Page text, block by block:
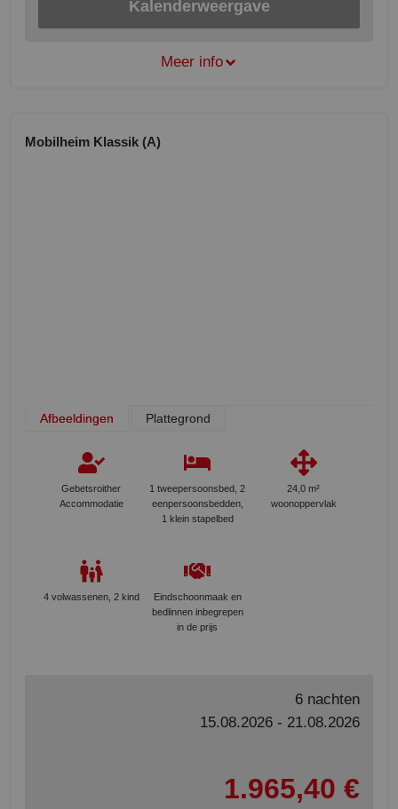
Kalenderweergave
Meer info
Mobilheim Klassik (A)
Afbeeldingen Plattegrond
Gebetsroither
Accommodatie
1 tweepersoonsbed, 2
eenpersoonsbedden,
1 klein stapelbed
24,0 m²
woonoppervlak
4 volwassenen, 2 kind
Eindschoonmaak en
bedlinnen inbegrepen
in de prijs
6 nachten
15.08.2026 - 21.08.2026
1.965,40 €